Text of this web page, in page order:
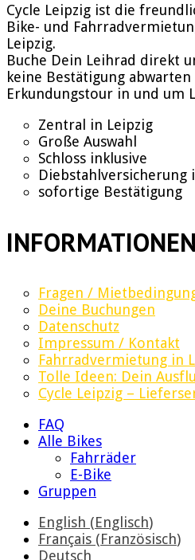
Cycle Leipzig ist die
Bike- und
Leipzig.
Buche Dein Leihrad direkt
keine Bestätigung
Erkundungstour in und um
Zentral in Leipzig
Große Auswahl
Schloss inklusive
Diebstahlversicherung
sofortige Bestätigung
INFORMATIONEN
Fragen /
Deine Buchungen
Datenschutz
Impressum / Kontakt
Fahrradvermietung in
Tolle Ideen: Dein
Cycle Leipzig –
FAQ
Alle Bikes
Fahrräder
E-Bike
Gruppen
English (Englisch)
Français (Französisch)
Deutsch